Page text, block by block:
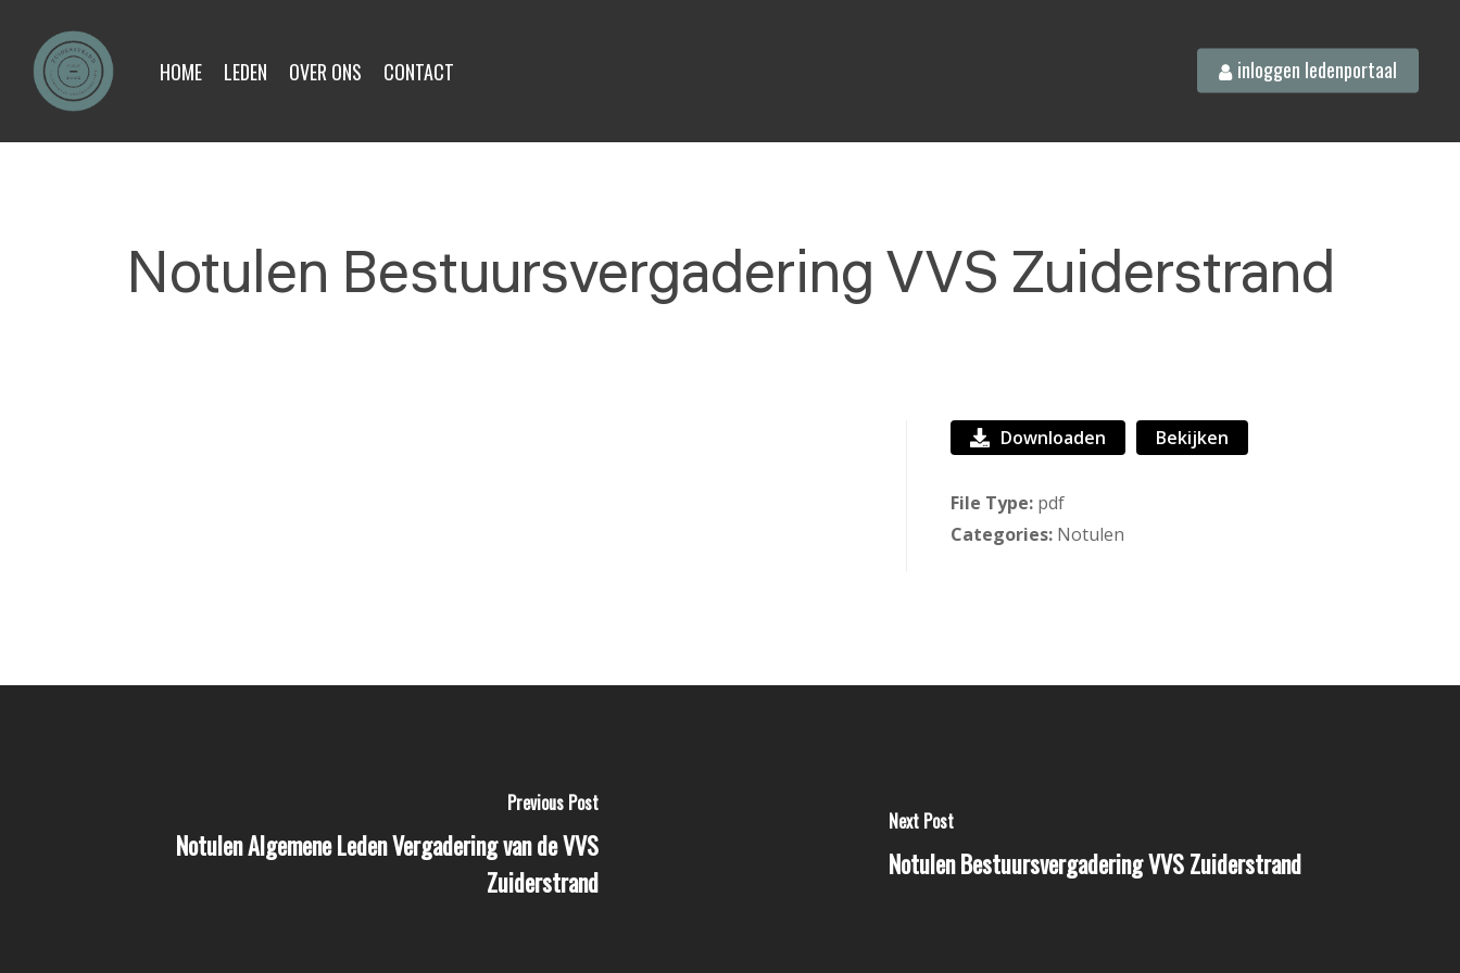
main
content
HOME LEDEN OVER ONS CONTACT inloggen ledenportaal
Notulen Bestuursvergadering VVS Zuiderstrand
Downloaden Bekijken
File Type: pdf
Categories: Notulen
Previous Post
Notulen Algemene Leden Vergadering van de VVS
Zuiderstrand
Next Post
Notulen Bestuursvergadering VVS Zuiderstrand